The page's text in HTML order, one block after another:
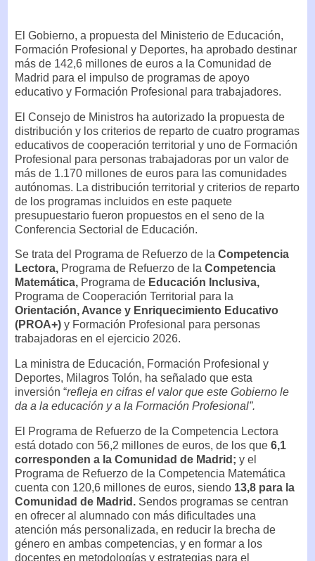
El Gobierno, a propuesta del Ministerio de Educación,
Formación Profesional y Deportes, ha aprobado destinar
más de 142,6 millones de euros a la Comunidad de
Madrid para el impulso de programas de apoyo
educativo y Formación Profesional para trabajadores.
El Consejo de Ministros ha autorizado la propuesta de
distribución y los criterios de reparto de cuatro programas
educativos de cooperación territorial y uno de Formación
Profesional para personas trabajadoras por un valor de
más de 1.170 millones de euros para las comunidades
autónomas. La distribución territorial y criterios de reparto
de los programas incluidos en este paquete
presupuestario fueron propuestos en el seno de la
Conferencia Sectorial de Educación.
Se trata del Programa de Refuerzo de la Competencia
Lectora, Programa de Refuerzo de la Competencia
Matemática, Programa de Educación Inclusiva,
Programa de Cooperación Territorial para la
Orientación, Avance y Enriquecimiento Educativo
(PROA+) y Formación Profesional para personas
trabajadoras en el ejercicio 2026.
La ministra de Educación, Formación Profesional y
Deportes, Milagros Tolón, ha señalado que esta
inversión “refleja en cifras el valor que este Gobierno le
da a la educación y a la Formación Profesional”.
El Programa de Refuerzo de la Competencia Lectora
está dotado con 56,2 millones de euros, de los que 6,1
corresponden a la Comunidad de Madrid; y el
Programa de Refuerzo de la Competencia Matemática
cuenta con 120,6 millones de euros, siendo 13,8 para la
Comunidad de Madrid. Sendos programas se centran
en ofrecer al alumnado con más dificultades una
atención más personalizada, en reducir la brecha de
género en ambas competencias, y en formar a los
docentes en metodologías y estrategias para el